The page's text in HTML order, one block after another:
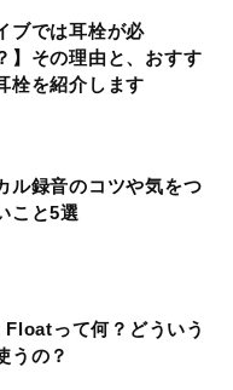
ブでは耳栓が必
】その理由と、おすす
栓を紹介します
ル録音のコツや気をつ
こと5選
って何？どういう
うの？